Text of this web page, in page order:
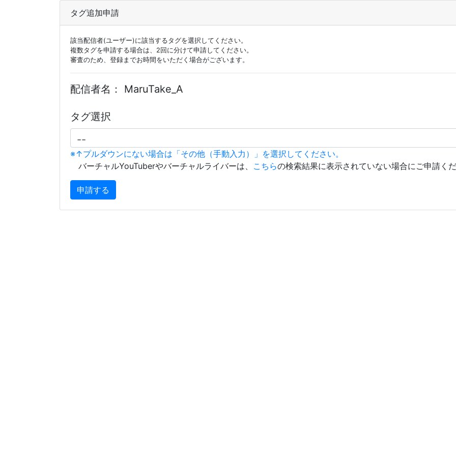
タグ追加申請
該当配信者(ユーザー)に該当するタグを選択してください。
複数タグを申請する場合は、2回に分けて申請してください。
審査のため、登録までお時間をいただく場合がございます。
配信者名： MaruTake_A
タグ選択
※↑プルダウンにない場合は「その他（手動入力）」を選択してください。
バーチャルYouTuberやバーチャルライバーは、 こちらの検索結果に表示されていない場合にご申請く
申請する